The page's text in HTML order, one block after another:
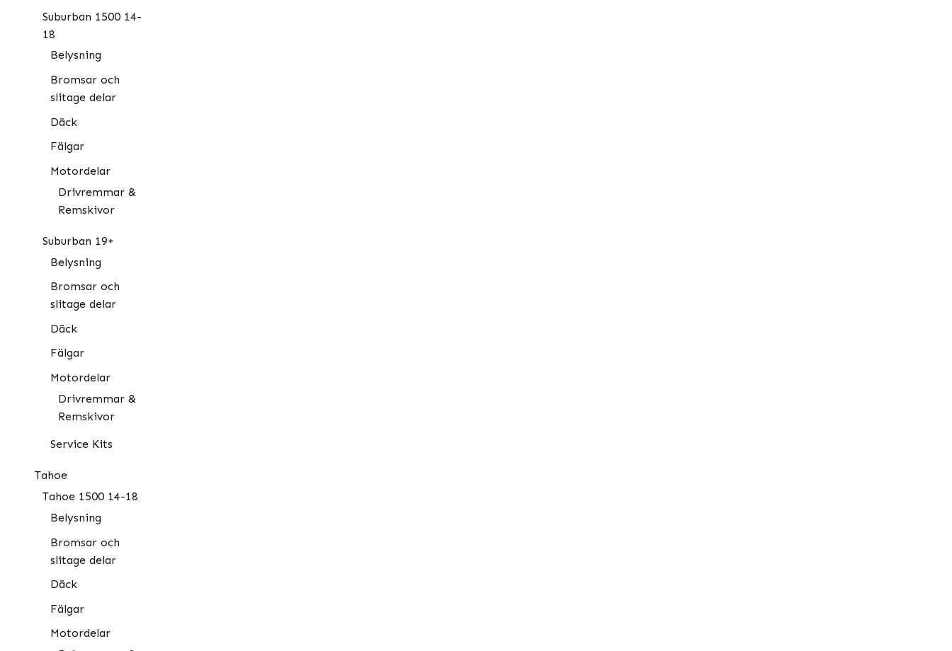
Suburban 1500 14-
18
Belysning
Bromsar och
slitage delar
Däck
Fälgar
Motordelar
Drivremmar &
Remskivor
Suburban 19+
Belysning
Bromsar och
slitage delar
Däck
Fälgar
Motordelar
Drivremmar &
Remskivor
Service Kits
Tahoe
Tahoe 1500 14-18
Belysning
Bromsar och
slitage delar
Däck
Fälgar
Motordelar